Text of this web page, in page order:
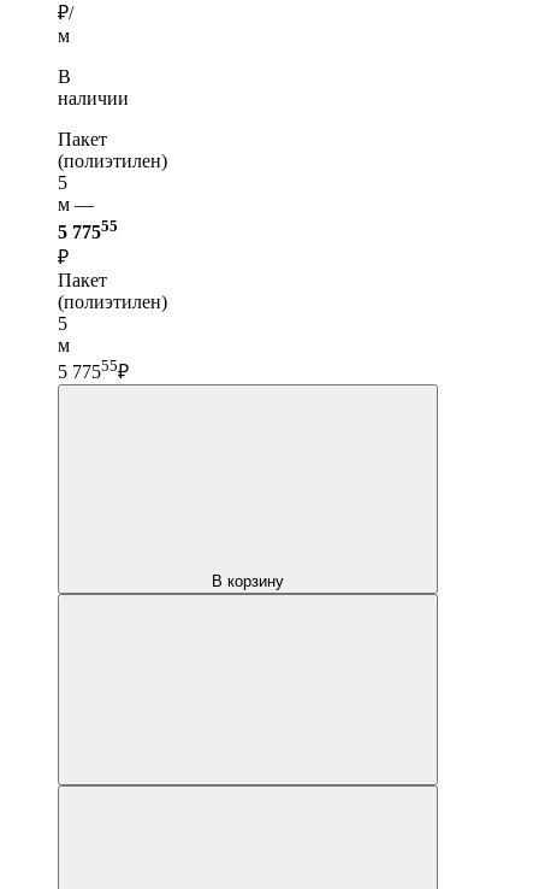
₽/
м
В
наличии
Пакет
(полиэтилен)
5
м —
5 77555
₽
Пакет
(полиэтилен)
5
м
5 77555₽
В корзину